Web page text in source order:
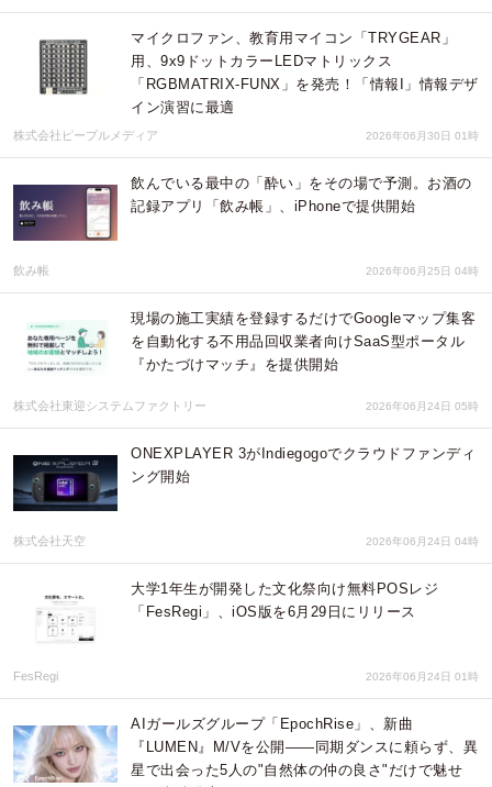
マイクロファン、教育用マイコン「TRYGEAR」
用、9x9ドットカラーLEDマトリックス
「RGBMATRIX-FUNX」を発売！「情報I」情報デザ
イン演習に最適
株式会社ピープルメディア 2026年06月30日 01時
飲んでいる最中の「酔い」をその場で予測。お酒の
記録アプリ「飲み帳」、iPhoneで提供開始
飲み帳 2026年06月25日 04時
現場の施工実績を登録するだけでGoogleマップ集客
を自動化する不用品回収業者向けSaaS型ポータル
『かたづけマッチ』を提供開始
株式会社東迎システムファクトリー 2026年06月24日 05時
ONEXPLAYER 3がIndiegogoでクラウドファンディ
ング開始
株式会社天空 2026年06月24日 04時
大学1年生が開発した文化祭向け無料POSレジ
「FesRegi」、iOS版を6月29日にリリース
FesRegi 2026年06月24日 01時
AIガールズグループ「EpochRise」、新曲
『LUMEN』M/Vを公開——同期ダンスに頼らず、異
星で出会った5人の"自然体の仲の良さ"だけで魅せ